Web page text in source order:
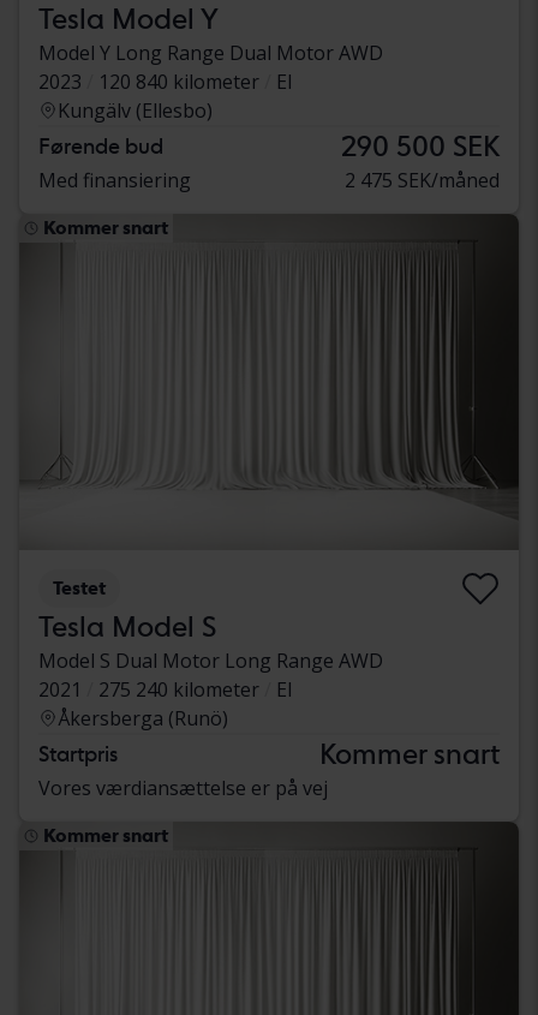
Tesla Model Y
Model Y Long Range Dual Motor AWD
2023
120 840 kilometer
El
Kungälv (Ellesbo)
Førende bud 290 500 SEK
Med finansiering 2 475 SEK/måned
Kommer snart
Testet
Tesla Model S
Model S Dual Motor Long Range AWD
2021
275 240 kilometer
El
Åkersberga (Runö)
Startpris Kommer snart
Vores værdiansættelse er på vej
Kommer snart